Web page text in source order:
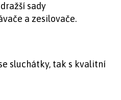
sady
a zesilovače.
sluchátky, tak s kvalitní